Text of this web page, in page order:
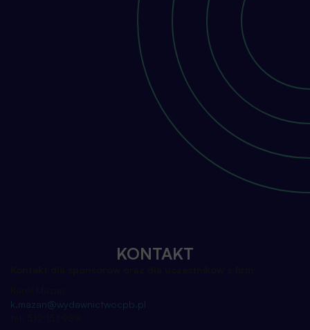
KONTAKT
k.mazan@wydawnictwocpb.pl